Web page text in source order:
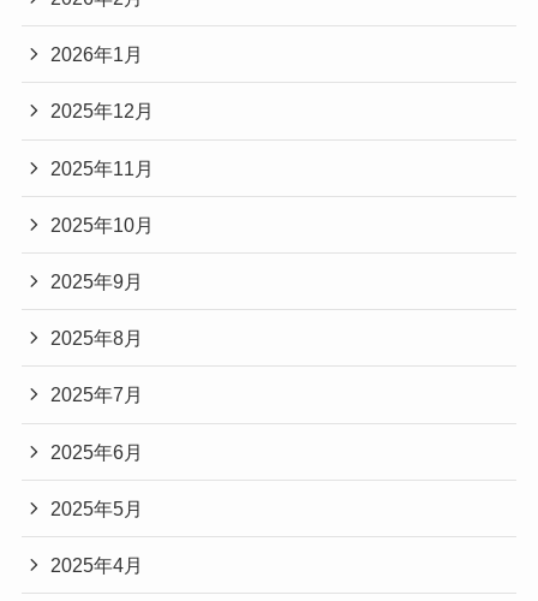
2026年1月
2025年12月
2025年11月
2025年10月
2025年9月
2025年8月
2025年7月
2025年6月
2025年5月
2025年4月